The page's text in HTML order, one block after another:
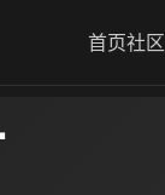
首页社区